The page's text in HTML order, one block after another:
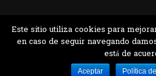
Desarrollado por MJTEC.
Este sitio utiliza cookies para
en caso de seguir navegando
está de
Aceptar Política